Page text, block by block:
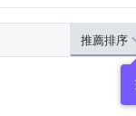
推薦排序